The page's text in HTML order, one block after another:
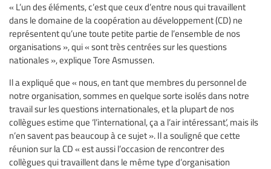
« L’un des éléments, c’est que ceux d’entre nous qui travaillent
dans le domaine de la coopération au développement (CD) ne
représentent qu’une toute petite partie de l’ensemble de nos
organisations », qui « sont très centrées sur les questions
nationales », explique Tore Asmussen.
Il a expliqué que « nous, en tant que membres du personnel de
notre organisation, sommes en quelque sorte isolés dans notre
travail sur les questions internationales, et la plupart de nos
collègues estime que ‘l’international, ça a l’air intéressant’, mais ils
n’en savent pas beaucoup à ce sujet ». Il a souligné que cette
réunion sur la CD « est aussi l’occasion de rencontrer des
collègues qui travaillent dans le même type d’organisation